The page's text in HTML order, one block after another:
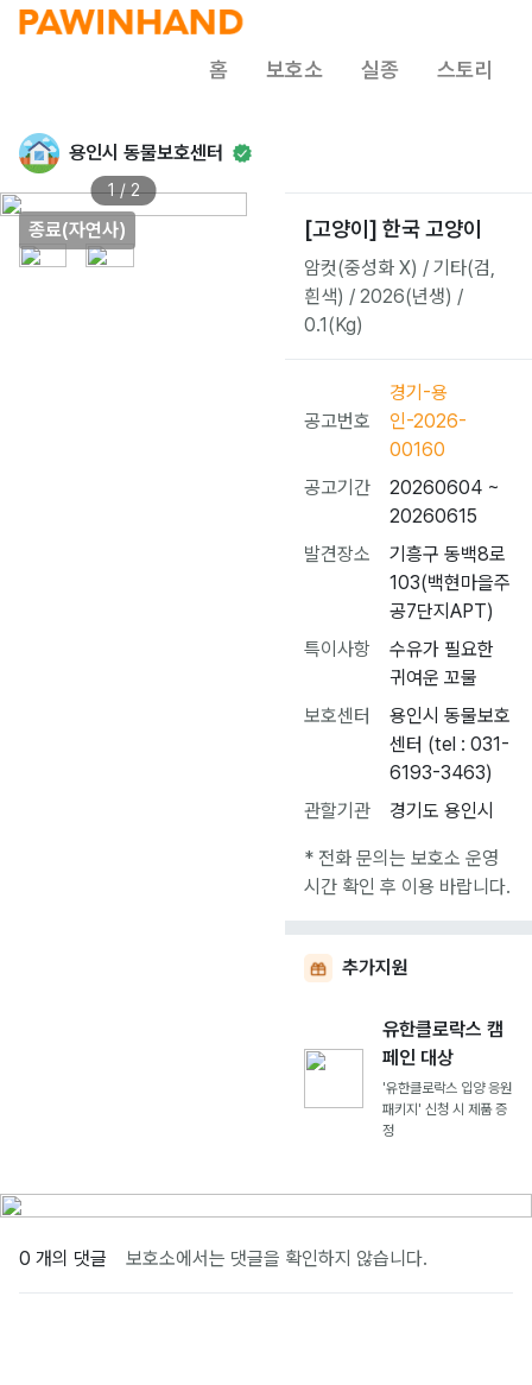
홈 보호소 실종 스토리
용인시 동물보호센터
종료(자연사)
1 / 2
[고양이] 한국 고양이
암컷(중성화 X) / 기타(검,
흰색) / 2026(년생) /
0.1(Kg)
공고번호
경기-용
인-2026-
00160
공고기간
20260604 ~
20260615
발견장소
기흥구 동백8로
103(백현마을주
공7단지APT)
특이사항
수유가 필요한
귀여운 꼬물
보호센터
용인시 동물보호
센터 (tel : 031-
6193-3463)
관할기관
경기도 용인시
* 전화 문의는 보호소 운영
시간 확인 후 이용 바랍니다.
추가지원
유한클로락스 캠
페인 대상
'유한클로락스 입양 응원
패키지' 신청 시 제품 증
정
0 개의 댓글 보호소에서는 댓글을 확인하지 않습니다.